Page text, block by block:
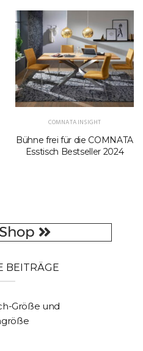
COMNATA INSIGHT
Bühne frei für die COMNATA
Esstisch Bestseller 2024
BEITRÄGE
Größe und